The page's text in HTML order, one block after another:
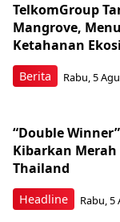
Berita
TelkomGroup
Mangrove,
Ketahanan
Rabu, 5
Headline
“Double
Kibarkan
Thailand
Rabu, 5